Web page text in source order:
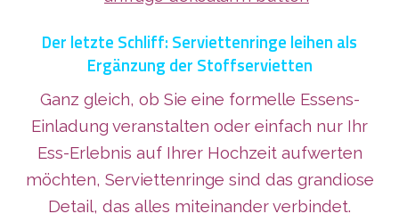
Der letzte Schliff: Serviettenringe leihen als
Ergänzung der Stoffservietten
Ganz gleich, ob Sie eine formelle Essens-
Einladung veranstalten oder einfach nur Ihr
Ess-Erlebnis auf Ihrer Hochzeit aufwerten
möchten, Serviettenringe sind das grandiose
Detail, das alles miteinander verbindet.